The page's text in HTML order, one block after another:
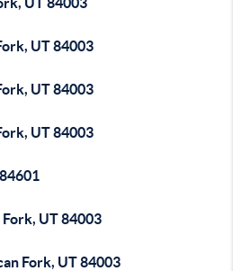
UT 84003
UT 84003
UT 84003
UT 84003
Fork, UT 84003